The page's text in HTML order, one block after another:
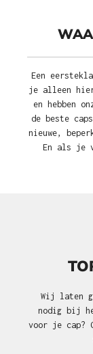
Een
je alleen
en hebben
de beste
nieuwe,
En als je
Wij laten
nodig bij
voor je cap?